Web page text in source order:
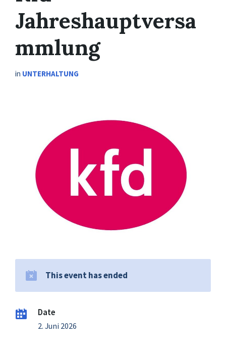
Jahreshauptversa
mmlung
in UNTERHALTUNG
This event has ended
Date
2. Juni 2026